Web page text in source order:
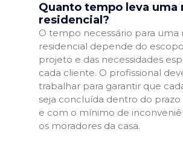
Quanto tempo leva uma
residencial?
O tempo necessário para uma
residencial depende do
projeto e das necessidades
cada cliente. O profissional
trabalhar para garantir que
seja concluída dentro do
e com o mínimo de
os moradores da casa.